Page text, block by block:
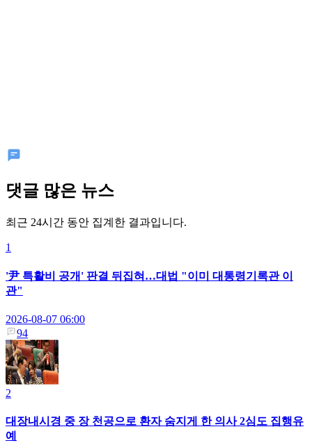
댓글 많은 뉴스
최근 24시간 동안 집계한 결과입니다.
1
'尹 특활비 공개' 판결 뒤집혀…대법 "이미 대통령기록관 이
관"
2026-08-07 06:00
94
2
대장내시경 중 장 천공으로 환자 숨지게 한 의사 2심도 집행유
예